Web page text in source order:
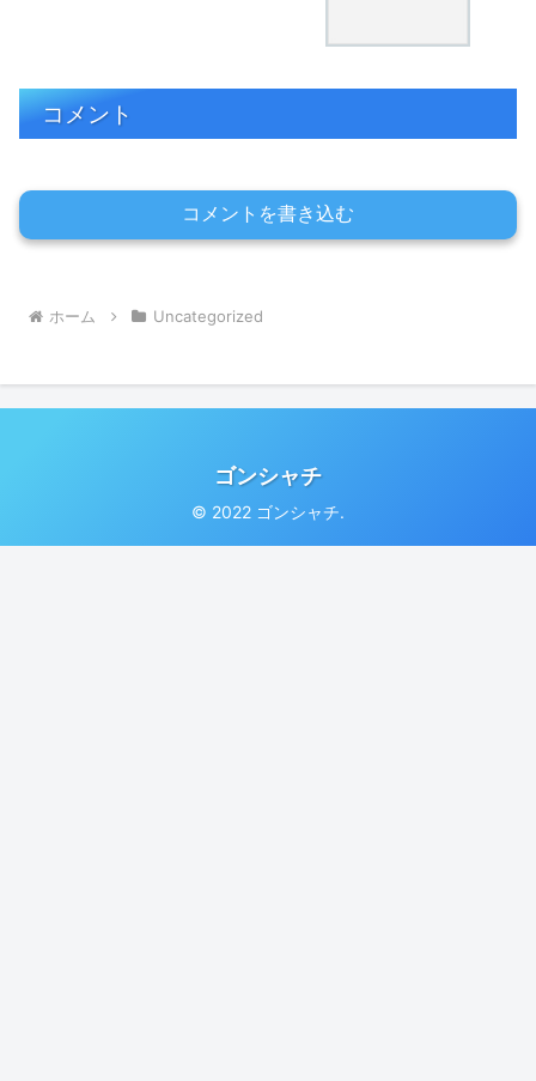
コメント
コメントを書き込む
ホーム Uncategorized
ゴンシャチ
© 2022 ゴンシャチ.